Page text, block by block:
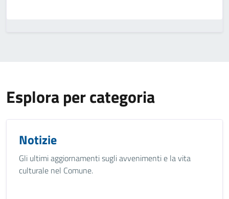
Esplora per categoria
Notizie
Gli ultimi aggiornamenti sugli avvenimenti e la vita
culturale nel Comune.